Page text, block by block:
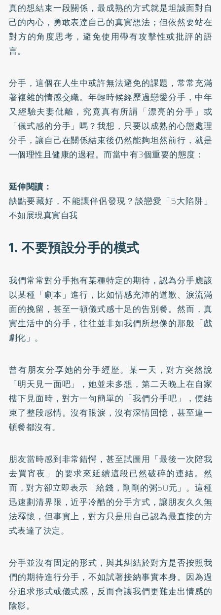
真的想結束一段關係，最成熟的方式就是坦誠面對自
己的內心，勇敢表達自己的真實想法；但依然要站在
對方的角度思考，避免使用帶有攻擊性或批評的語
言。
分手，這個在人生中或許無法避免的課題，常常充滿
著複雜的情感交織。年輕時候經歷過戀愛分手，中年
又經驗夫妻仳離，究竟真有所謂「漂亮的分手」或
「儀式感的分手」嗎？我想，只要以成熟的心態處理
分手，讓自己在關係結束後仍然能夠坦然前行，就是
一個理性且健康的過程。而當中有3個重要的態度：
延伸閱讀：
缺點要藏好，不能讓伴侶發現？談戀愛「5大陷阱」
不如展現真實自我
1. 不要預設分手的模式
我們常常對分手抱有某種特定的期待，認為分手應該
以某種「劇本」進行，比如情感充沛的道歉、淚流滿
面的挽留，甚至一頓儀式感十足的告別餐。然而，真
實生活中的分手，往往並非如我們所想像的那般「戲
劇化」。
曾有朋友分享她的分手經歷。某一天，對方突然說
「明天見一面吧」，她並未多想，第二天晚上在自家
樓下見面時，對方一句簡單的「我們分手吧」，便結
束了整段感情。沒有眼淚，沒有深情回憶，甚至連一
頓餐都沒有。
朋友當時感到非常錯愕，甚至試圖用「最後一次陪我
去買宵夜」的要求來延續這段已然破碎的連結。然
而，對方卻立即表示「給錢，剛剛的粥50元」。這種
迅速劃清界限，近乎冷酷的分手方式，讓朋友久久無
法釋懷，但事實上，對方只是用自己認為最直接的方
式表達了決定。
分手並沒有固定的形式，與其糾結於對方是否按照我
們的期待進行分手，不如試著接納事實本身。因為過
分追求形式或儀式感，反而會讓我們更難走出情感的
陰影。